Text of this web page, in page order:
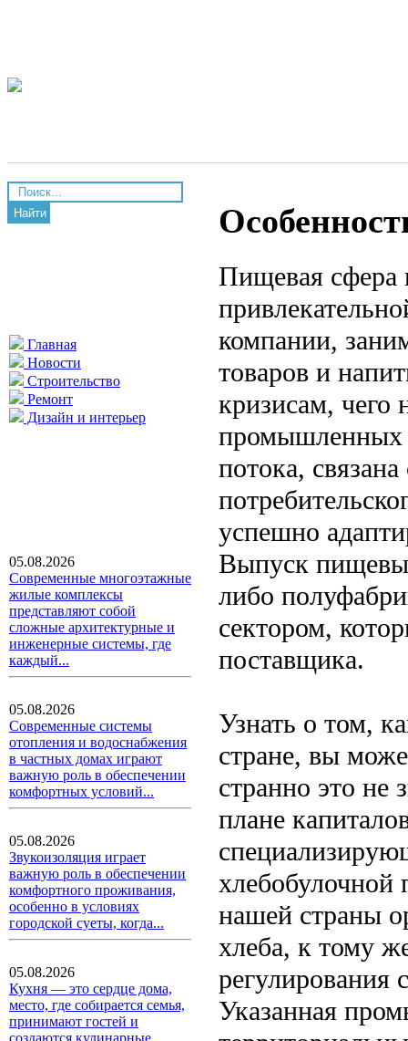
Найти
Главная
Новости
Строительство
Ремонт
Дизайн и интерьер
05.08.2026
Современные многоэтажные
жилые комплексы
представляют собой
сложные архитектурные и
инженерные системы, где
каждый...
05.08.2026
Современные системы
отопления и водоснабжения
в частных домах играют
важную роль в обеспечении
комфортных условий...
05.08.2026
Звукоизоляция играет
важную роль в обеспечении
комфортного проживания,
особенно в условиях
городской суеты, когда...
05.08.2026
Кухня — это сердце дома,
место, где собирается семья,
принимают гостей и
создаются кулинарные
Пищевая сфера
компании,
товаров и
кризисам, чего
промышленных
потока,
успешно
Выпуск
либо
сектором,
поставщика.
Узнать о том,
стране, вы
странно это не
плане
хлебобулочной
нашей страны
хлеба, к тому
регулирования
Указанная